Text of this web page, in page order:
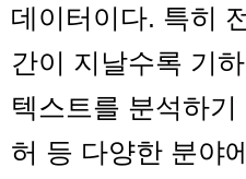
데이터이다. 특히
간이 지날수록 기
텍스트를 분석하
허 등 다양한 분야